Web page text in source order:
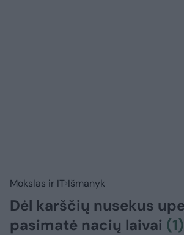
Mokslas ir IT Išmanyk
Dėl karščių nusekus
pasimatė nacių laivai (1)